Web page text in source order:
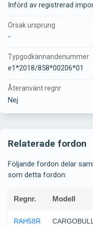
Införd av registrerad
Orsak ursprung
-
Typgodkännandenummer
e1*2018/858*00206*01
Återanvänt regnr
Nej
Relaterade fordon
Följande fordon delar
som detta fordon:
Regnr. Modell
RAH58R CARGOBULL